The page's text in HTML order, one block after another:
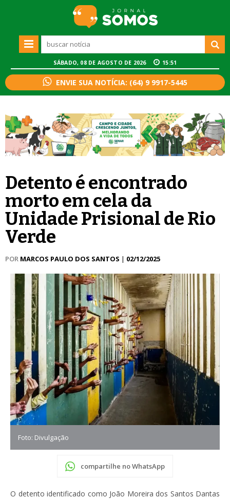
SÁBADO, 08 DE AGOSTO DE 2026 15:51
ENVIE SUA NOTÍCIA: (64) 9 9917-5445
Detento é encontrado
morto em cela da
Unidade Prisional de Rio
Verde
POR MARCOS PAULO DOS SANTOS | 02/12/2025
Foto: Divulgação
compartilhe no WhatsApp
O detento identificado como João Moreira dos Santos Dantas